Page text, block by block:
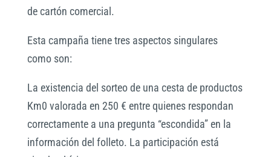
de cartón comercial.
Esta campaña tiene tres aspectos singulares
como son:
La existencia del sorteo de una cesta de productos
Km0 valorada en 250 € entre quienes respondan
correctamente a una pregunta “escondida” en la
información del folleto. La participación está